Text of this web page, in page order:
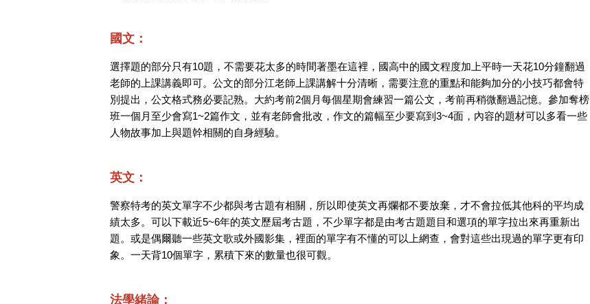
國文：
選擇題的部分只有10題，不需要花太多的時間著墨在這裡，國高中的國文程度加上平時一天花10分鐘翻過
老師的上課講義即可。公文的部分江老師上課講解十分清晰，需要注意的重點和能夠加分的小技巧都會特
別提出，公文格式務必要記熟。大約考前2個月每個星期會練習一篇公文，考前再稍微翻過記憶。參加奪榜
班一個月至少會寫1~2篇作文，並有老師會批改，作文的篇幅至少要寫到3~4面，內容的題材可以多看一些
人物故事加上與題幹相關的自身經驗。
英文：
警察特考的英文單字不少都與考古題有相關，所以即使英文再爛都不要放棄，才不會拉低其他科的平均成
績太多。可以下載近5~6年的英文歷屆考古題，不少單字都是由考古題題目和選項的單字拉出來再重新出
題。或是偶爾聽一些英文歌或外國影集，裡面的單字有不懂的可以上網查，會對這些出現過的單字更有印
象。一天背10個單字，累積下來的數量也很可觀。
法學緒論：